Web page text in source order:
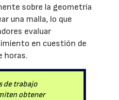
sobre la geometría
una malla, lo que
evaluar
en cuestión de
horas.
de trabajo
obtener